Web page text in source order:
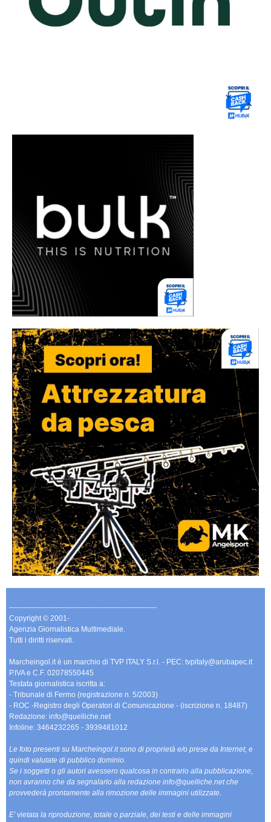
-------------------------------------------------------------
Copyright © 2001-
Agenzia Giornalistica Multimediale.
Tutti i diritti riservati.
Marcheingol.it è un marchio di TVP ITALY S.r.l. - PEC: tvpitaly@arubapec.it
P.IVA e C.F. 02078550445
Testata giornalistica iscritta a:
- Tribunale di Fermo (registrazione n. 5/2003)
- ROC -Registro degli Operatori di Comunicazione - (iscrizione n. 18487)
Redazione: info@quelliche.net
Infoline: 3464232265 - 3939481012
Le foto presenti su Marcheingol.it sono di proprietà e/o prese da Internet, e
quindi valutate di pubblico dominio.
Se i soggetti o gli autori avessero qualcosa in contrario alla pubblicazione,
non avranno che da segnalarlo alla redazione info@quelliche.net che
provvederà prontamente alla rimozione delle immagini utilizzate.
E' vietata la riproduzione, totale o parziale, dei testi e delle immagini